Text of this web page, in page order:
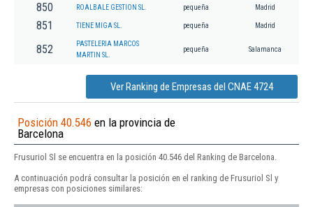
850 ROALBALE GESTION SL. pequeña Madrid
851 TIENE MIGA SL. pequeña Madrid
852
PASTELERIA MARCOS
MARTIN SL.
pequeña Salamanca
Ver Ranking de Empresas del CNAE 4724
Posición 40.546 en la provincia de
Barcelona
Frusuriol Sl se encuentra en la posición 40.546 del Ranking de Barcelona.
A continuación podrá consultar la posición en el ranking de Frusuriol Sl y
empresas con posiciones similares: